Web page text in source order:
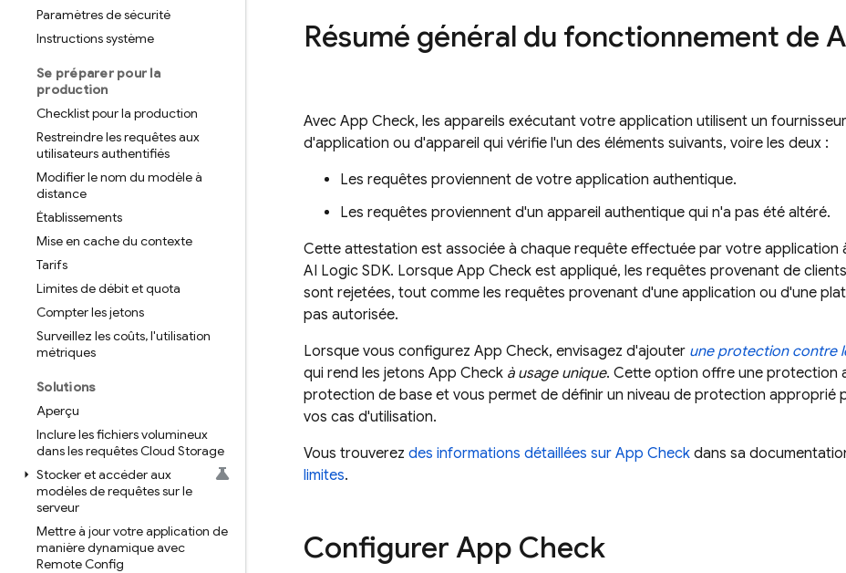
Paramètres de sécurité
Instructions système
Se préparer pour la
production
Checklist pour la production
Restreindre les requêtes aux
utilisateurs authentifiés
Modifier le nom du modèle à
distance
Établissements
Mise en cache du contexte
Tarifs
Limites de débit et quota
Compter les jetons
Surveillez les coûts,l'utilisation
métriques
Solutions
Aperçu
Inclure les fichiers volumineux
dans les requêtes Cloud Storage
Stocker et accéder aux
modèles de requêtes sur le
serveur
Mettre à jour votre application de
manière dynamique avec
Remote Config
Résumé général du fonctionnement de
Avec App Check, les appareils exécutant votre application utilisent un
d'application ou d'appareil qui vérifie l'un des éléments suivants, voire les deux :
Les requêtes proviennent de votre application authentique.
Les requêtes proviennent d'un appareil authentique qui n'a pas été altéré.
Cette attestation est associée à chaque requête effectuée par votre application
AI Logic SDK. Lorsque App Check est appliqué, les requêtes provenant de
sont rejetées, tout comme les requêtes provenant d'une application ou d'une
pas autorisée.
Lorsque vous configurez App Check, envisagez d'ajouter une protection contre
qui rend les jetons App Check à usage unique. Cette option offre une protection
protection de base et vous permet de définir un niveau de protection approprié
vos cas d'utilisation.
Vous trouverez des informations détaillées sur App Check dans sa
limites.
Configurer App Check